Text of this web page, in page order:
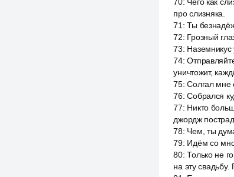
про слизняка.
71 :Ты
72: Грозный
73: Наземникус
74:
уничтожит,
75:Солгал мне
76:Собрался
77: Никто
джордж
78: Чем, ты
79: Идём со
80:Только не
на эту